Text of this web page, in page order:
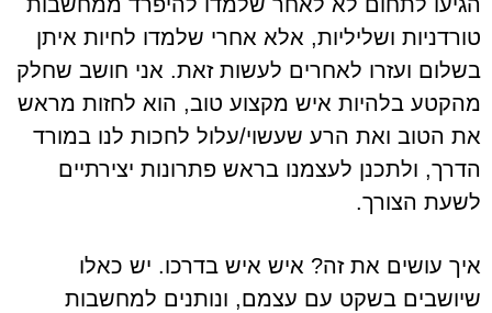
טורדניות ושליליות, אלא אחרי שלמדו לחיות איתן
בשלום ועזרו לאחרים לעשות זאת. אני חושב שחלק
מהקטע בלהיות איש מקצוע טוב, הוא לחזות מראש
את הטוב ואת הרע שעשוי/עלול לחכות לנו במורד
הדרך, ולתכנן לעצמנו בראש פתרונות יצירתיים
לשעת הצורך.
איך עושים את זה? איש איש בדרכו. יש כאלו
שיושבים בשקט עם עצמם, ונותנים למחשבות